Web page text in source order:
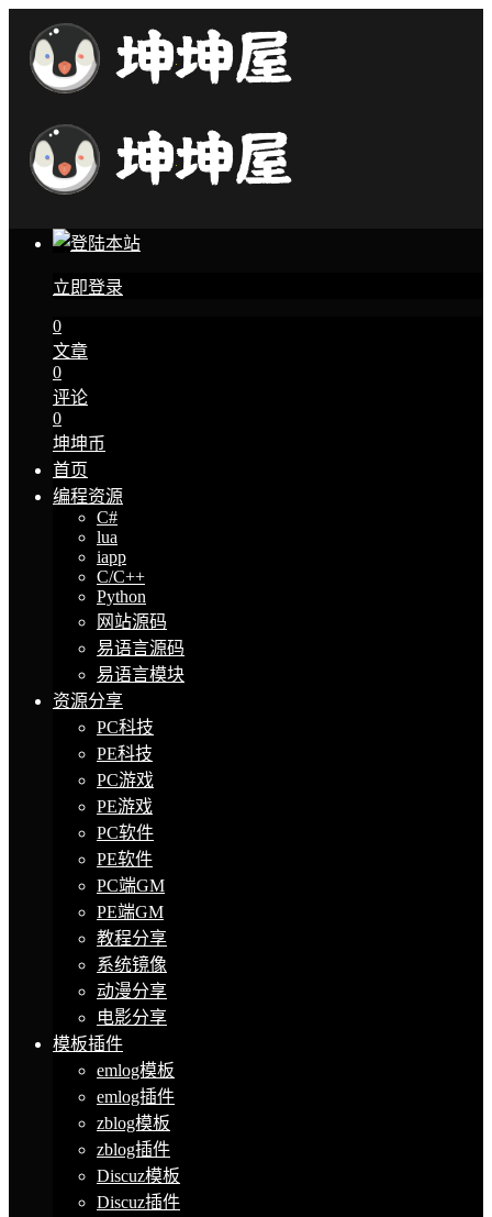
立即登录
0
文章
0
评论
0
坤坤币
首页
编程资源
C#
lua
iapp
C/C++
Python
网站源码
易语言源码
易语言模块
资源分享
PC科技
PE科技
PC游戏
PE游戏
PC软件
PE软件
PC端GM
PE端GM
教程分享
系统镜像
动漫分享
电影分享
模板插件
emlog模板
emlog插件
zblog模板
zblog插件
Discuz模板
Discuz插件